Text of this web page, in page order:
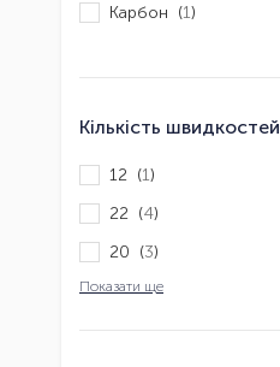
Карбон (1)
Кількість швидкостей
12 (1)
22 (4)
20 (3)
Показати ще